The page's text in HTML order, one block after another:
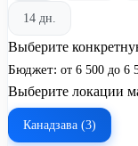
14 дн.
Выберите
Бюджет: от 6 500 до 6
Выберите локации
Канадзава (3)